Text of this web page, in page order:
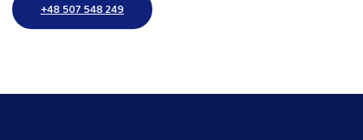
+48 507 548 249